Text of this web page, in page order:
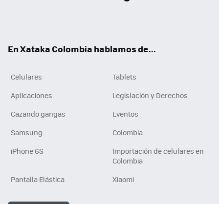
En Xataka Colombia hablamos de...
Celulares
Tablets
Aplicaciones
Legislación y Derechos
Cazando gangas
Eventos
Samsung
Colombia
iPhone 6S
Importación de celulares en
Colombia
Pantalla Elástica
Xiaomi